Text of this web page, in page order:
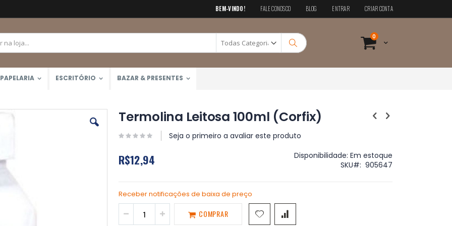
BEM-VINDO! FALE CONOSCO BLOG ENTRAR CRIAR CONTA
Cart
0 itens
Pesquisa
PAPELARIA ESCRITÓRIO BAZAR & PRESENTES
Termolina Leitosa 100ml (Corfix)
Seja o primeiro a avaliar este produto
R$12,94 Disponibilidade: Em estoque
SKU
905647
Receber notificações de baixa de preço
COMPRAR